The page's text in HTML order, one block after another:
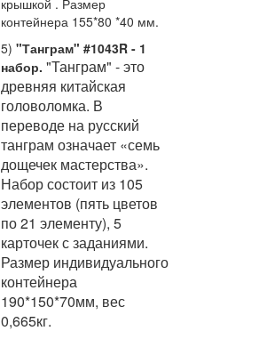
крышкой . Размер
контейнера 155*80 *40 мм.
5) "Танграм" #1043R - 1
набор. "Танграм" - это
древняя китайская
головоломка. В
переводе на русский
танграм означает «семь
дощечек мастерства».
Набор состоит из 105
элементов (пять цветов
по 21 элементу), 5
карточек с заданиями.
Размер индивидуального
контейнера
190*150*70мм, вес
0,665кг.